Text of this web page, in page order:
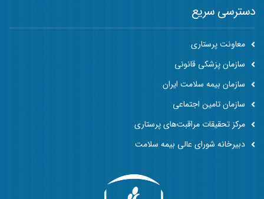
دسترسی سریع
معاونت پرستاری
سازمان پزشکی قانونی
سازمان بیمه سلامت ایران
سازمان تامین اجتماعی
مرکز تحقیقات مراقبت‌های پرستاری
دبیرخانه شورای عالی بیمه سلامت